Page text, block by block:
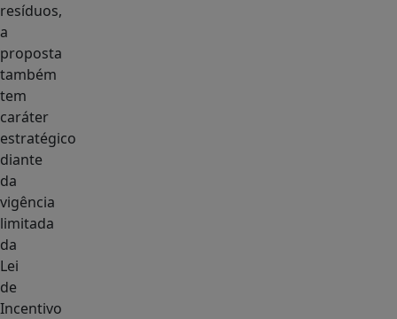
resíduos,
a
proposta
também
tem
caráter
estratégico
diante
da
vigência
limitada
da
Lei
de
Incentivo